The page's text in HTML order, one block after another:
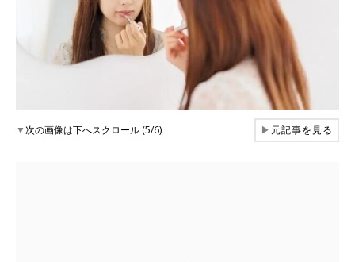
▼次の画像は下へスクロール (5/6) ▶元記事を見る